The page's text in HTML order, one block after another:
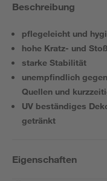
Beschreibung
pflegeleicht und
hohe Kratz- und
starke Stabilität
unempfindlich
Quellen und
UV beständiges
getränkt
Eigenschaften